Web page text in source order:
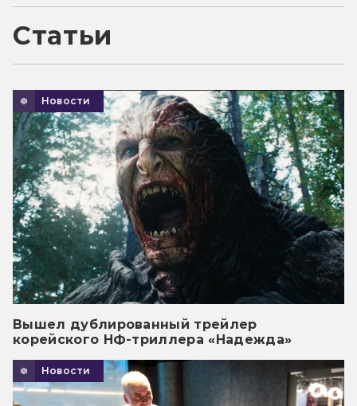
Статьи
Новости
Вышел дублированный трейлер
корейского НФ-триллера «Надежда»
Новости